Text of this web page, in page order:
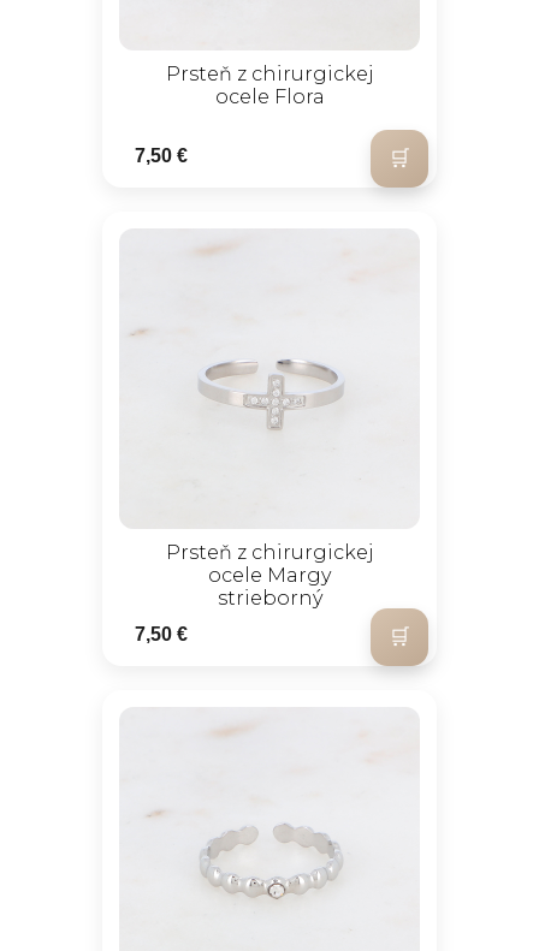
Prsteň z chirurgickej
ocele Flora
7,50 €
Prsteň z chirurgickej
ocele Margy
strieborný
7,50 €